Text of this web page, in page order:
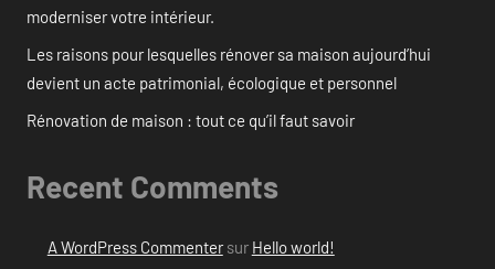
moderniser votre intérieur.
Les raisons pour lesquelles rénover sa maison aujourd’hui
devient un acte patrimonial, écologique et personnel
Rénovation de maison : tout ce qu’il faut savoir
Recent Comments
A WordPress Commentersur Hello world!